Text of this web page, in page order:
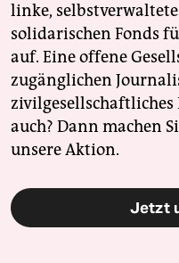
linke,
solidarischen Fonds
auf. Eine offene
zugänglichen
zivilgesellschaftliches
auch? Dann machen
unsere Aktion.
Jetzt